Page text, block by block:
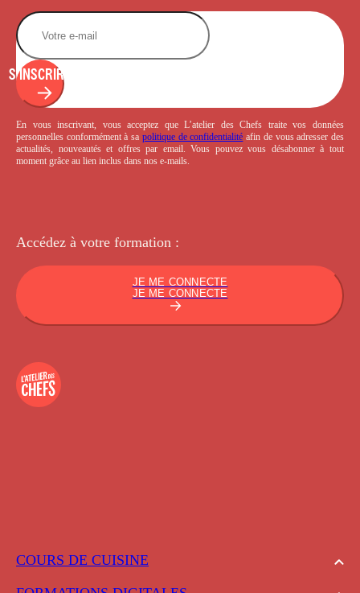
COURS DE CUISINE
S'INSCRIRE
En vous inscrivant, vous acceptez que L’atelier des Chefs traite vos données
personnelles conformément à sa politique de confidentialité afin de vous adresser des
actualités, nouveautés et offres par email. Vous pouvez vous désabonner à tout
moment grâce au lien inclus dans nos e-mails.
Accédez à votre formation :
JE ME CONNECTE
JE ME CONNECTE